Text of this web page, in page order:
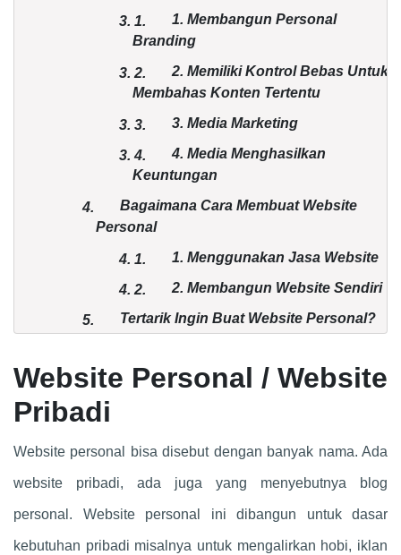
3. 1.
1. Membangun Personal
Branding
3. 2.
2. Memiliki Kontrol Bebas Untuk
Membahas Konten Tertentu
3. 3. 3. Media Marketing
3.4.
4. Media Menghasilkan
Keuntungan
4.
Bagaimana Cara Membuat Website
Personal
4. 1. 1. Menggunakan Jasa Website
4. 2. 2. Membangun Website Sendiri
5. Tertarik Ingin Buat Website Personal?
Website Personal / Website
Pribadi
Website personal bisa disebut dengan banyak nama. Ada
website pribadi, ada juga yang menyebutnya blog
personal. Website personal ini dibangun untuk dasar
kebutuhan pribadi misalnya untuk mengalirkan hobi, iklan